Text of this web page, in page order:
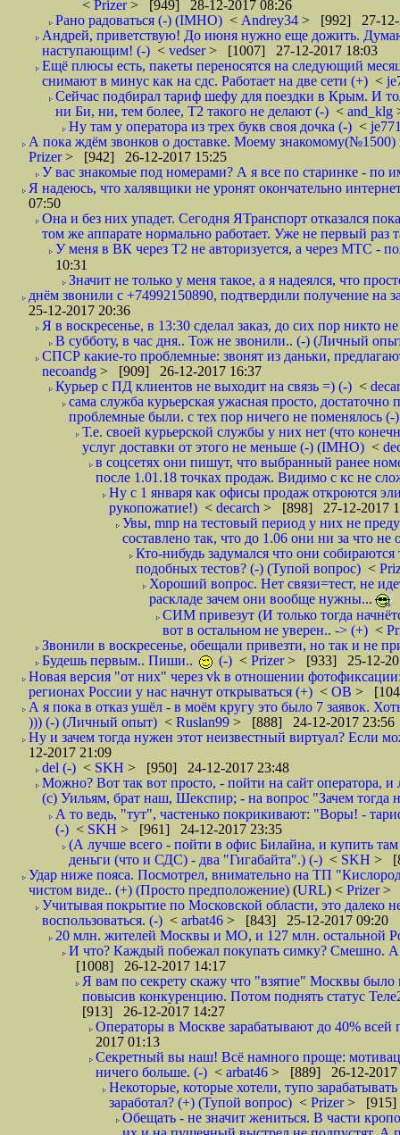
< Prizer> [949] 28-12-2017 08:26
Рано радоваться (-) (IMHO) < Andrey34 > [992] 27-12-
Андрей, приветствую! До июня нужно еще дожить.
наступающим! (-) < vedser> [1007] 27-12-2017 18:03
Ещё плюсы есть, пакеты переносятся на следующий
снимают в минус как на сдс. Работает на две сети (+) <
Сейчас подбирал тариф шефу для поездки в Крым. И
ни Би, ни, тем более, Т2 такого не делают (-) < and_klg
Ну там у оператора из трех букв своя дочка (-) <
А пока ждём звонков о доставке. Моему знакомому(№1500)
Prizer> [942] 26-12-2017 15:25
У вас знакомые под номерами? А я все по старинке - по
Я надеюсь, что халявщики не уронят окончательно
07:50
Она и без них упадет. Сегодня ЯТранспорт отказался
том же аппарате нормально работает. Уже не первый раз
У меня в ВК через Т2 не авторизуется, а через МТС -
10:31
Значит не только у меня такое, а я надеялся, что
днём звонили с +74992150890, подтвердили получение на
25-12-2017 20:36
Я в воскресенье, в 13:30 сделал заказ, до сих пор никто
В субботу, в час дня.. Тож не звонили.. (-) (Личный
СПСР какие-то проблемные: звонят из даньки,
necoandg > [909] 26-12-2017 16:37
Курьер с ПД клиентов не выходит на связь =) (-) <
сама служба курьерская ужасная просто,
проблемные были. с тех пор ничего не поменялось (-)
Т.е. своей курьерской службы у них нет (что
услуг доставки от этого не меньше (-) (IMHO) <
в соцсетях они пишут, что выбранный ранее
после 1.01.18 точках продаж. Видимо с кс не
Ну с 1 января как офисы продаж откроются
рукопожатие!) < decarch > [898] 27-12-2017
Увы, mnp на тестовый период у них не
составлено так, что до 1.06 они ни за что не
Кто-нибудь задумался что они
подобных тестов? (-) (Тупой вопрос) <
Хороший вопрос. Нет связи=тест, не
раскладе зачем они вообще нужны...
СИМ привезут (И только тогда
вот в остальном не уверен.. -> (+) <
Звонили в воскресенье, обещали привезти, но так и не
Будешь первым.. Пиши..
(-) < Prizer> [933] 25-12-
Новая версия "от них" через vk в отношении
регионах России у нас начнут открываться (+) < ОВ >
А я пока в отказ ушёл - в моём кругу это было 7 заявок.
))) (-) (Личный опыт) < Ruslan99 > [888] 24-12-2017 23:56
Ну и зачем тогда нужен этот неизвестный виртуал? Если
12-2017 21:09
del (-) < SKH > [950] 24-12-2017 23:48
Можно? Вот так вот просто, - пойти на сайт оператора,
(с) Уильям, брат наш, Шекспир; - на вопрос "Зачем тогда
А то ведь, "тут", частенько покрикивают: "Воры! -
(-) < SKH > [961] 24-12-2017 23:35
(А лучше всего - пойти в офис Билайна, и купить
деньги (что и СДС) - два "Гигабайта".) (-) < SKH >
Удар ниже пояса. Посмотрел, внимательно на ТП
чистом виде.. (+) (Просто предположение) (URL) < Prizer>
Учитывая покрытие по Московской области, это далеко
воспользоваться. (-) < arbat46 > [843] 25-12-2017 09:20
20 млн. жителей Москвы и МО, и 127 млн. остальной
И что? Каждый побежал покупать симку? Смешно. А
[1008] 26-12-2017 14:17
Я вам по секрету скажу что "взятие" Москвы
повысив конкуренцию. Потом поднять статус
[913] 26-12-2017 14:27
Операторы в Москве зарабатывают до 40% всей
2017 01:13
Секретный вы наш! Всё намного проще:
ничего больше. (-) < arbat46 > [889] 26-12-2017
Некоторые, которые хотели, тупо
заработал? (+) (Тупой вопрос) < Prizer> [915]
Обещать - не значит жениться. В части